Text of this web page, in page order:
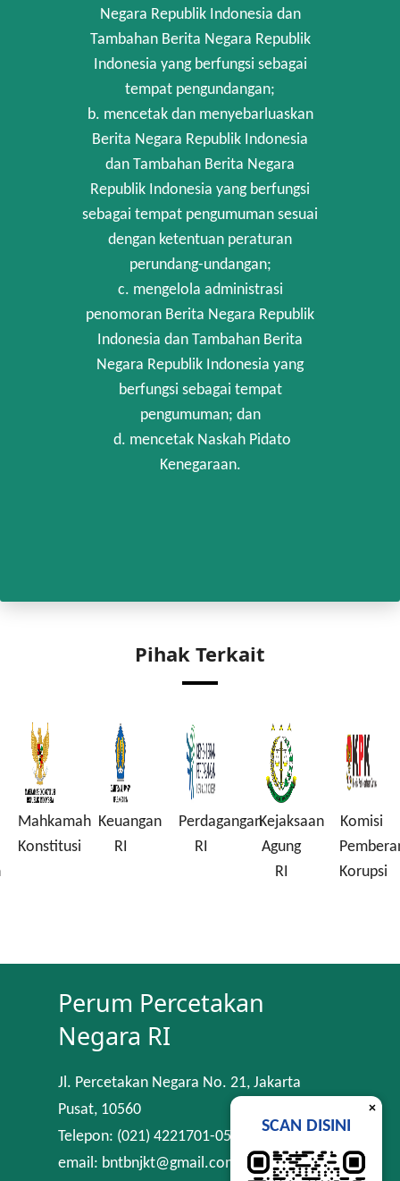
Negara Republik Indonesia dan
Tambahan Berita Negara Republik
Indonesia yang berfungsi sebagai
tempat pengundangan;
b. mencetak dan menyebarluaskan
Berita Negara Republik Indonesia
dan Tambahan Berita Negara
Republik Indonesia yang berfungsi
sebagai tempat pengumuman sesuai
dengan ketentuan peraturan
perundang-undangan;
c. mengelola administrasi
penomoran Berita Negara Republik
Indonesia dan Tambahan Berita
Negara Republik Indonesia yang
berfungsi sebagai tempat
pengumuman; dan
d. mencetak Naskah Pidato
Kenegaraan.
Pihak Terkait
Mahkamah
Konstitusi
Keuangan
RI
Perdagangan
RI
Kejaksaan
Agung
RI
Komisi
Korupsi
Perum Percetakan
Negara RI
Jl. Percetakan Negara No. 21, Jakarta
Pusat, 10560
Telepon: (021) 4221701-05
email: bntbnjkt@gmail.com
×
SCAN DISINI